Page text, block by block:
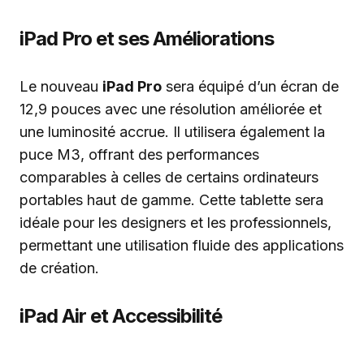
iPad Pro et ses Améliorations
Le nouveau iPad Pro sera équipé d’un écran de
12,9 pouces avec une résolution améliorée et
une luminosité accrue. Il utilisera également la
puce M3, offrant des performances
comparables à celles de certains ordinateurs
portables haut de gamme. Cette tablette sera
idéale pour les designers et les professionnels,
permettant une utilisation fluide des applications
de création.
iPad Air et Accessibilité